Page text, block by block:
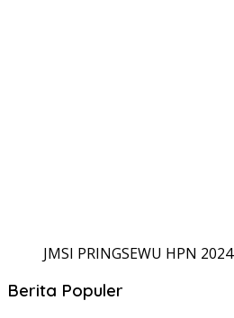
JMSI PRINGSEWU HPN 2024
Berita Populer